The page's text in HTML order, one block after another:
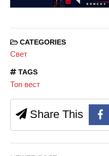
CATEGORIES
Свет
TAGS
Топ вест
Share This